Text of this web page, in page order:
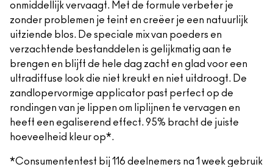
onmiddellijk vervaagt. Met de formule verbeter je
zonder problemen je teint en creëer je een natuurlijk
uitziende blos. De speciale mix van poeders en
verzachtende bestanddelen is gelijkmatig aan te
brengen en blijft de hele dag zacht en glad voor een
ultradiffuse look die niet kreukt en niet uitdroogt. De
zandlopervormige applicator past perfect op de
rondingen van je lippen om liplijnen te vervagen en
heeft een egaliserend effect. 95% bracht de juiste
hoeveelheid kleur op*.
*Consumententest bij 116 deelnemers na 1 week gebruik